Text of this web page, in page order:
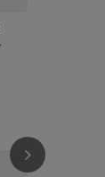
KiddyMoon